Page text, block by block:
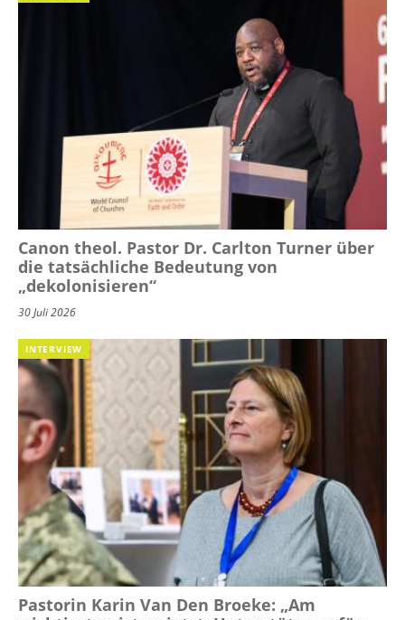
Canon theol. Pastor Dr. Carlton Turner über
die tatsächliche Bedeutung von
„dekolonisieren“
30 Juli 2026
INTERVIEW
Pastorin Karin Van Den Broeke: „Am